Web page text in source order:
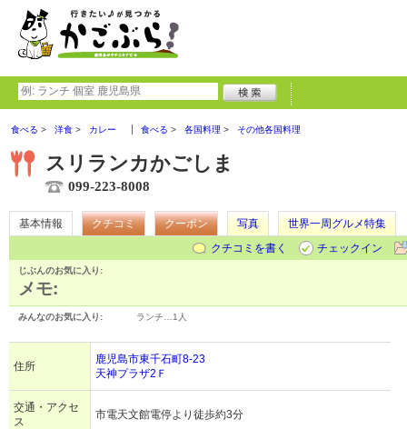
食べる 洋食 カレー 食べる 各国料理 その他各国料理
スリランカかごしま
099-223-8008
基本情報 クチコミ クーポン 写真
世界一周グルメ特集
クチコミを書く
チェックイン
じぶんのお気に入り:
メモ:
みんなのお気に入り: ランチ… 1人
住所
鹿児島市東千石町8-23
天神プラザ2Ｆ
交通・アクセ
ス
市電天文館電停より徒歩約3分